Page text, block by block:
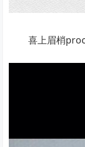
喜上眉梢